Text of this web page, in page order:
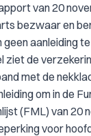
van 20
bezwaar en
geen aanleiding
ziet de
met de
om in de
(FML) van 20
voor